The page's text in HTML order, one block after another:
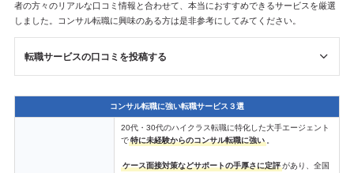
者の方々のリアルな口コミ情報と合わせて、本当におすすめできるサービスを厳選
しました。コンサル転職に興味のある方は是非参考にしてみてください。
転職サービスの口コミを投稿する
コンサル転職に強い転職サービス３選
20代・30代のハイクラス転職に特化した大手エージェント
で 特に未経験からのコンサル転職に強い
ケース面接対策などサポートの手厚さに定評 があり、全国